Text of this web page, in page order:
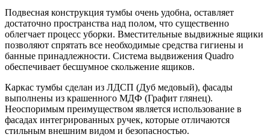
Подвесная конструкция тумбы очень удобна, оставляет
достаточно пространства над полом, что существенно
облегчает процесс уборки. Вместительные выдвижные ящики
позволяют спрятать все необходимые средства гигиены и
банные принадлежности. Система выдвижения Quadro
обеспечивает бесшумное скольжение ящиков.
Каркас тумбы сделан из ЛДСП (Дуб медовый), фасады
выполнены из крашенного МДФ (Графит глянец).
Неоспоримым преимуществом является использование в
фасадах интегрированных ручек, которые отличаются
стильным внешним видом и безопасностью.